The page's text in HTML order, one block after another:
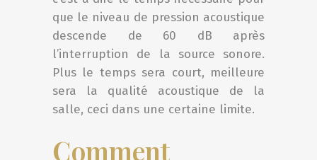
que le niveau de pression acoustique
descende de 60 dB après
l’interruption de la source sonore.
Plus le temps sera court, meilleure
sera la qualité acoustique de la
salle, ceci dans une certaine limite.
Comment